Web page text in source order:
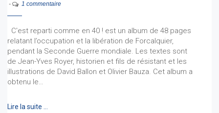
-
1 commentaire
C'est reparti comme en 40 ! est un album de 48 pages
relatant l’occupation et la libération de Forcalquier,
pendant la Seconde Guerre mondiale. Les textes sont
de Jean-Yves Royer, historien et fils de résistant et les
illustrations de David Ballon et Olivier Bauza. Cet album a
obtenu le…
Lire la suite …